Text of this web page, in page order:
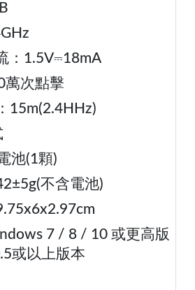
：1.5V⎓18mA
萬次點擊
15m(2.4HHz)
池(1顆)
不含電池)
7 / 8 / 10 或更高版
或以上版本